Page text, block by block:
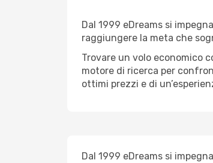
Dal 1999 eDreams si
raggiungere la meta che
Trovare un volo economico
motore di ricerca per
ottimi prezzi e di
Dal 1999 eDreams si